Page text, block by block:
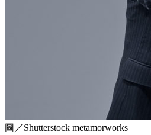
圖／Shutterstock metamorworks